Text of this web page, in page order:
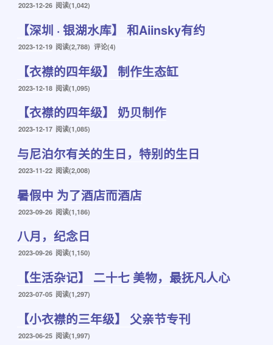
发
2023-12-26 阅读(1,042)
【深圳 · 银湖水库】 和Aiinsky有约
发
2023-12-19 阅读(2,788) 评论(4)
【衣襟的四年级】 制作生态缸
发
2023-12-18 阅读(1,095)
【衣襟的四年级】 奶贝制作
发
于
2023-12-17 阅读(1,085)
与尼泊尔有关的生日，特别的生日
发
于
2023-11-22 阅读(2,008)
暑假中 为了酒店而酒店
发
于
2023-09-26 阅读(1,186)
八月，纪念日
发
2023-09-26 阅读(1,150)
【生活杂记】 二十七 美物，最抚凡人心
发
2023-07-05 阅读(1,297)
【小衣襟的三年级】 父亲节专刊
发
2023-06-25 阅读(1,997)